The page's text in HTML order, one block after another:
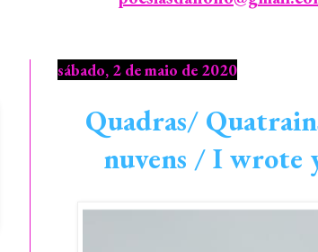
sábado, 2 de maio de 2020
Quadras/
nuvens / I wrote